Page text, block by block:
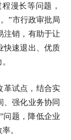
漫长等问题，
”市行政审批局
注销，有助于让
快速退出、优质
革试点，结合实
、强化业务协同
问题，降低企业
。